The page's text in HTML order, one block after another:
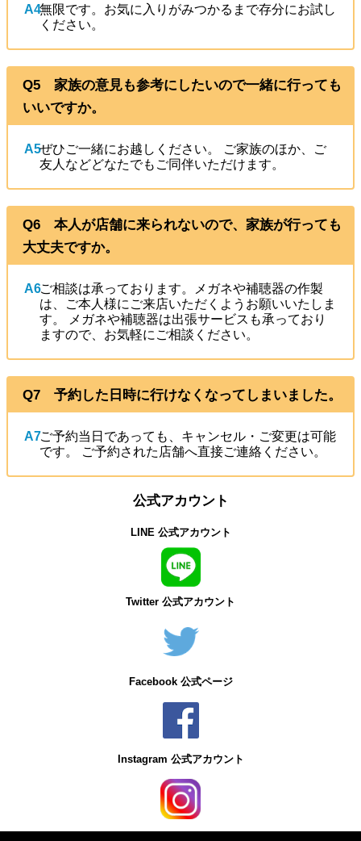
A4無限です。お気に入りがみつかるまで存分にお試し
ください。
Q5 家族の意見も参考にしたいので一緒に行っても
いいですか。
A5ぜひご一緒にお越しください。 ご家族のほか、ご
友人などどなたでもご同伴いただけます。
Q6 本人が店舗に来られないので、家族が行っても
大丈夫ですか。
A6ご相談は承っております。メガネや補聴器の作製
は、ご本人様にご来店いただくようお願いいたしま
す。 メガネや補聴器は出張サービスも承っており
ますので、お気軽にご相談ください。
Q7 予約した日時に行けなくなってしまいました。
A7ご予約当日であっても、キャンセル・ご変更は可能
です。 ご予約された店舗へ直接ご連絡ください。
公式アカウント
LINE 公式アカウント
Twitter 公式アカウント
Facebook 公式ページ
Instagram 公式アカウント